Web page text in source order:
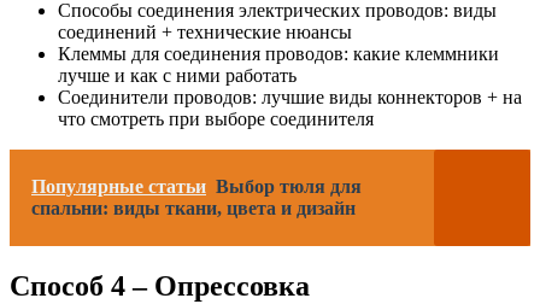
Способы соединения электрических проводов: виды
соединений + технические нюансы
Клеммы для соединения проводов: какие клеммники
лучше и как с ними работать
Соединители проводов: лучшие виды коннекторов + на
что смотреть при выборе соединителя
Популярные статьи Выбор тюля для
спальни: виды ткани, цвета и дизайн
Способ 4 – Опрессовка